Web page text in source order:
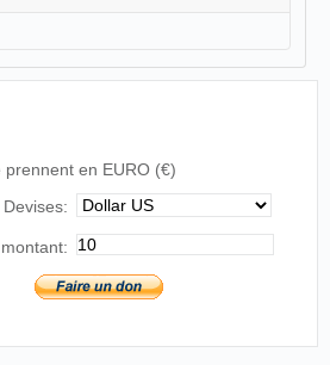
prennent en EURO (€)
Devises:
montant: